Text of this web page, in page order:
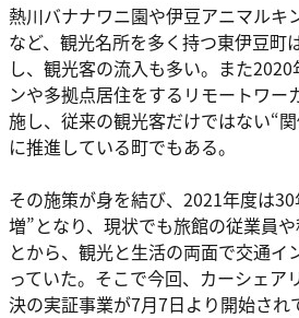
熱川バナナワニ園や伊豆アニマルキ
など、観光名所を多く持つ東伊豆町
し、観光客の流入も多い。また
ンや多拠点居住をするリモートワー
施し、従来の観光客だけではない“
に推進している町でもある。
その施策が身を結び、2021年度は
増”となり、現状でも旅館の従業員
とから、観光と生活の両面で交通イ
っていた。そこで今回、カーシェア
決の実証事業が7月7日より開始され